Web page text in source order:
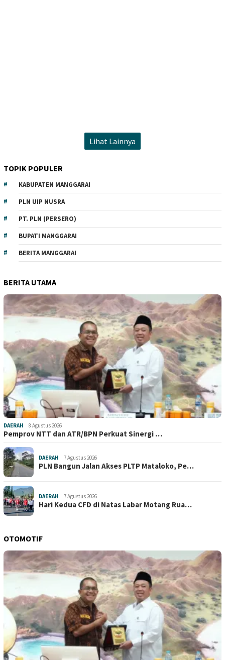
Lihat Lainnya
TOPIK POPULER
KABUPATEN MANGGARAI
PLN UIP NUSRA
PT. PLN (PERSERO)
BUPATI MANGGARAI
BERITA MANGGARAI
BERITA UTAMA
DAERAH 8 Agustus 2026
Pemprov NTT dan ATR/BPN Perkuat Sinergi …
DAERAH 7 Agustus 2026
PLN Bangun Jalan Akses PLTP Mataloko, Pe…
DAERAH 7 Agustus 2026
Hari Kedua CFD di Natas Labar Motang Rua…
OTOMOTIF